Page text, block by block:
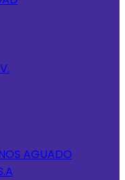
AGUADO